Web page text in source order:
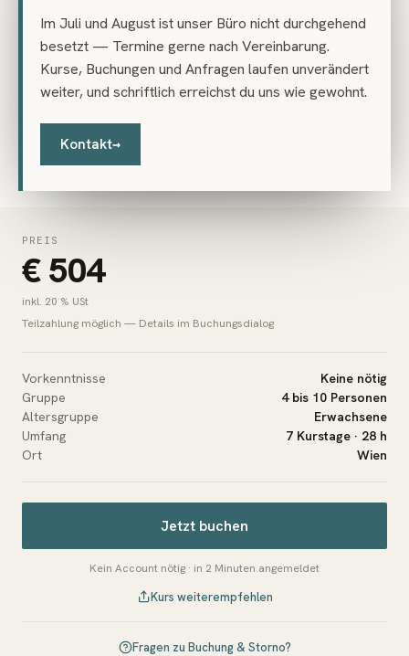
Im Juli und August ist unser Büro nicht durchgehend
besetzt — Termine gerne nach Vereinbarung.
Kurse, Buchungen und Anfragen laufen unverändert
weiter, und schriftlich erreichst du uns wie gewohnt.
Kontakt→
kompetent, freundlich und mit einem
umfassenden Wissen. Besser gehts
nicht.
PREIS
€ 504
inkl. 20 % USt
Teilzahlung möglich — Details im Buchungsdialog
Vorkenntnisse
Keine nötig
Gruppe
4 bis 10 Personen
Altersgruppe
Erwachsene
Umfang
7 Kurstage · 28 h
Ort
Wien
Jetzt buchen
Kein Account nötig · in 2 Minuten angemeldet
Kurs weiterempfehlen
Fragen zu Buchung & Storno?